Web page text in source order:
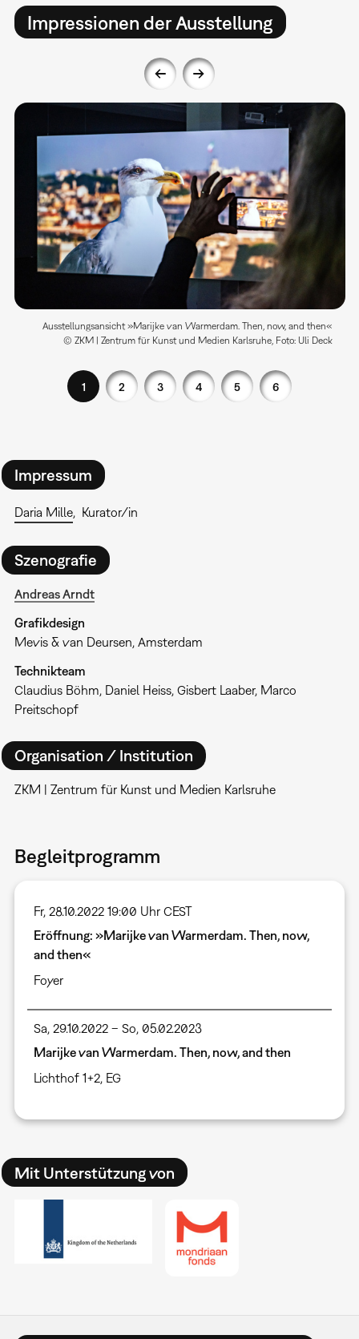
Impressionen der Ausstellung
Ausstellungsansicht »Marijke van Warmerdam. Then, now, and then«
© ZKM | Zentrum für Kunst und Medien Karlsruhe, Foto: Uli Deck
1 2 3 4 5 6
Impressum
Daria Mille Kurator/in
Szenografie
Andreas Arndt
Grafikdesign
Mevis & van Deursen, Amsterdam
Technikteam
Claudius Böhm, Daniel Heiss, Gisbert Laaber, Marco
Preitschopf
Organisation / Institution
ZKM | Zentrum für Kunst und Medien Karlsruhe
Begleitprogramm
Fr, 28.10.2022 19:00 Uhr CEST
Eröffnung: »Marijke van Warmerdam. Then, now,
and then«
Foyer
Sa, 29.10.2022 – So, 05.02.2023
Marijke van Warmerdam. Then, now, and then
Lichthof 1+2, EG
Mit Unterstützung von